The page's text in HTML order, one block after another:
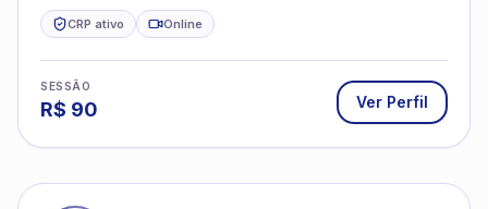
CRP ativo Online
SESSÃO
R$ 90 Ver Perfil